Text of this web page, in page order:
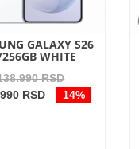
GALAXY S26
WHITE
RSD
RSD
14%